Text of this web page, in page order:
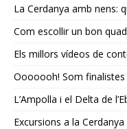
La Cerdanya amb nens:
Com escollir un bon
Els millors vídeos de
Ooooooh! Som
L’Ampolla i el Delta de
Excursions a la